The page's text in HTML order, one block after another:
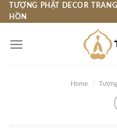
Skip
to
TƯỢNG PHẬT DECOR
HỒN
Home /